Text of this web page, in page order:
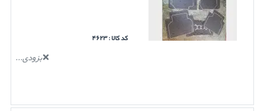
کد کالا : ۴۶۲۳
بزودی...